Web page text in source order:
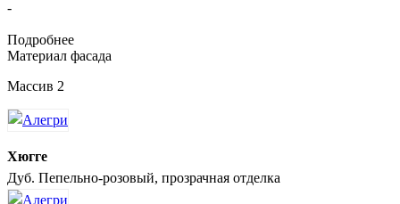
-
Подробнее
Материал фасада
Массив 2
Хюгге
Дуб. Пепельно-розовый, прозрачная отделка